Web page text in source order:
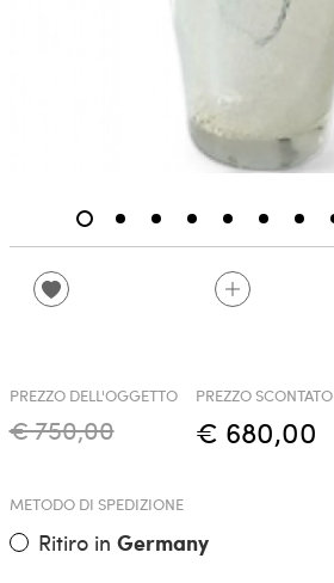
PREZZO DELL'OGGETTO
€ 750,00
PREZZO SCONTATO
€ 680,00
METODO DI SPEDIZIONE
Ritiro in Germany